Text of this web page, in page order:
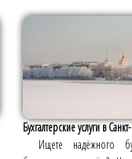
Бухгалтерские услуги в
Ищете надёжного